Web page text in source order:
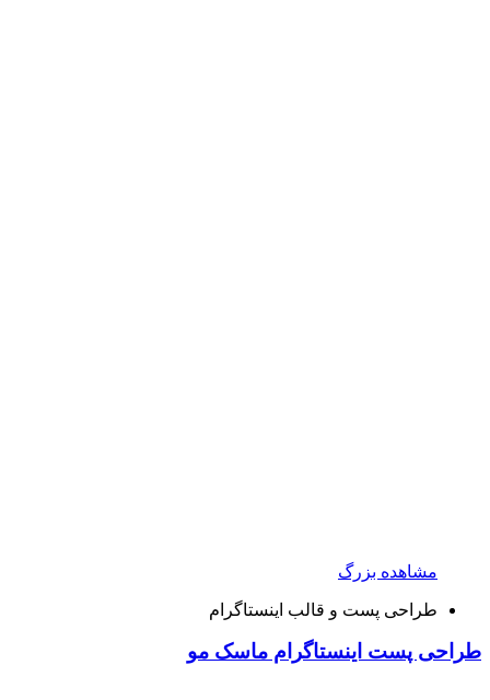
مشاهده بزرگ
طراحی پست و قالب اینستاگرام
طراحی پست اینستاگرام ماسک مو